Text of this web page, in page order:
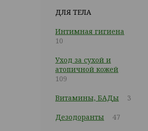
ДЛЯ ТЕЛА
Интимная гигиена
10
Уход за сухой и
атопичной кожей
109
Витамины, БАДы 3
Дезодоранты 47